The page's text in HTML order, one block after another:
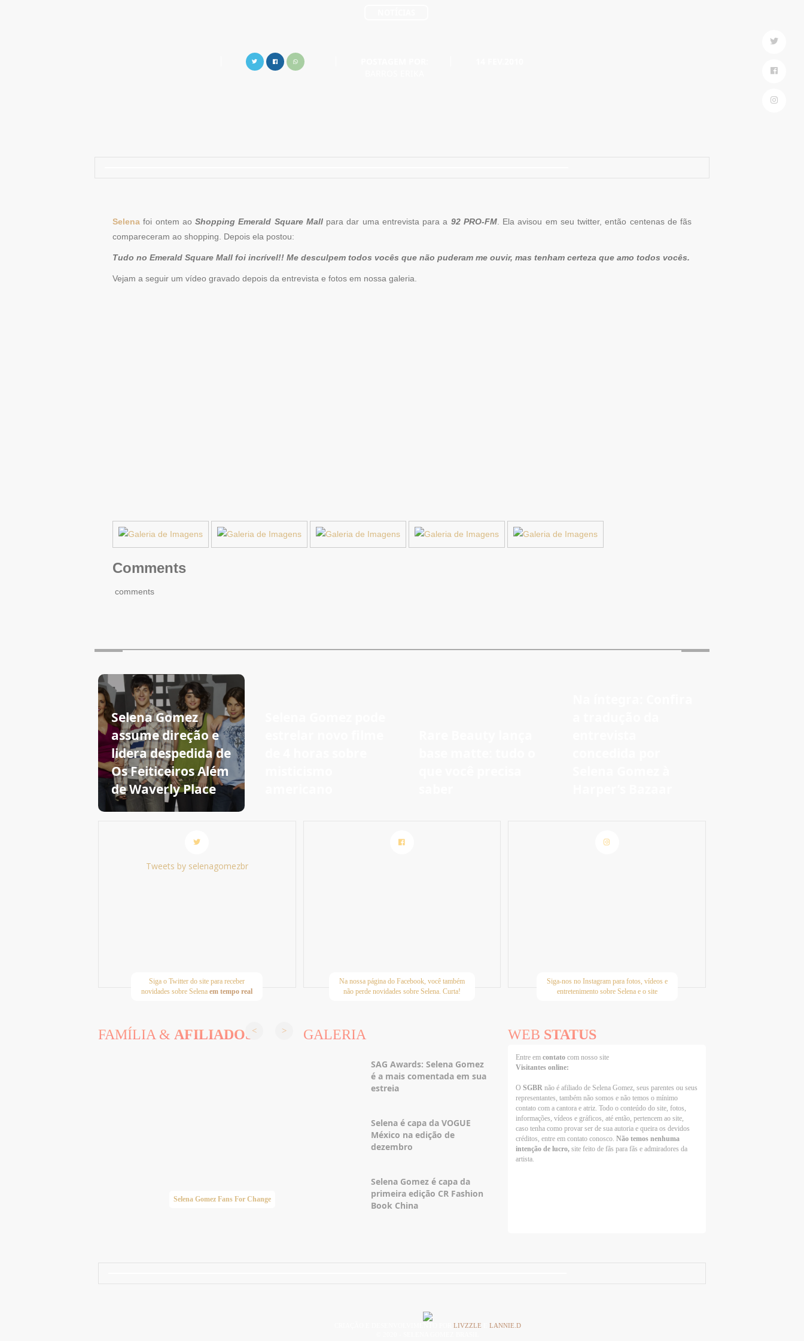
Selena foi ontem ao Shopping Emerald Square Mallpara dar uma entrevista para a 92 PRO-FM. Ela avisou em seu twitter, então centenas de fãs
compareceram ao shopping. Depois ela postou:
Tudo no Emerald Square Mall foi incrível!! Me desculpem todos vocês que não puderam me ouvir, mas tenham certeza que amo todos vocês.
Vejam a seguir um vídeo gravado depois da entrevista e fotos em nossa galeria.
Comments
comments
Selena Gomez
assume direção e
lidera despedida de
Os Feiticeiros Além
de Waverly Place
Tweets by selenagomezbr
Siga o Twitter do site para receber
novidades sobre Selenaem tempo real
Na nossa página do Facebook, você também
não perde novidades sobre Selena. Curta!
Siga-nos no Instagram para fotos, vídeos e
entretenimento sobre Selena e o site
FAMÍLIA & AFILIADOS
Selena Gomez Fans For Change Taylor Swift Brasil
GALERIA
SAG Awards: Selena Gomez
é a mais comentada em sua
estreia
Selena é capa da VOGUE
México na edição de
dezembro
Selena Gomez é capa da
primeira edição CR Fashion
Book China
WEB STATUS
Entre emcontatocom nosso site
Visitantes online:
OSGBR não é afiliado de Selena Gomez, seus parentes ou seus
representantes, também não somos e não temos o mínimo
contato com a cantora e atriz. Todo o conteúdo do site, fotos,
informações, vídeos e gráficos, até então, pertencem ao site,
caso tenha como provar ser de sua autoria e queira os devidos
créditos, entre em contato conosco.Não temos nenhuma
intenção de lucro,site feito de fãs para fãs e admiradores da
artista.
CRIAÇÃO E DESENVOLVIMENTO PORLIVZZLE ELANNIE.D